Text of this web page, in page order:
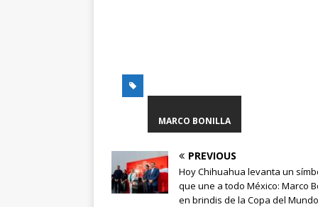
MARCO BONILLA
PREVIOUS
Hoy Chihuahua levanta un
que une a todo México: Marco
en brindis de la Copa del Mundo